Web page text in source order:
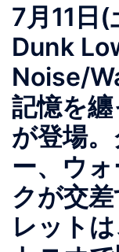
7月11日
Dunk
Noise/
記憶を
が登場
ー、ウ
クが交
レット